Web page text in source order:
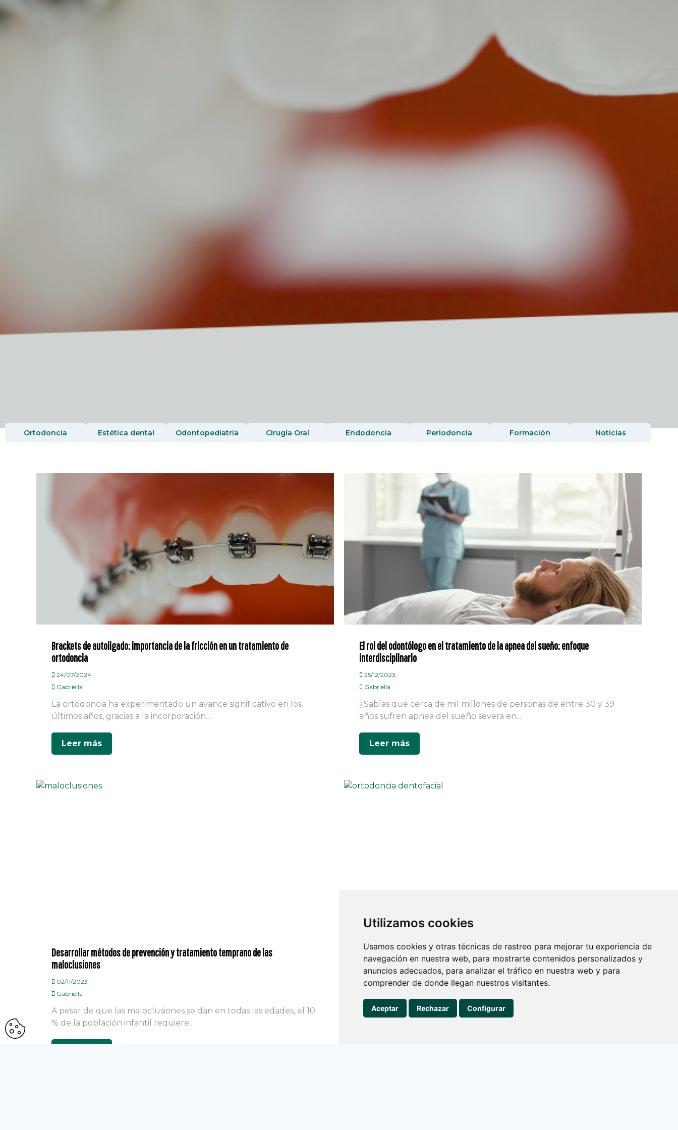
Utilizamos cookies
Usamos cookies y otras técnicas de rastreo para mejorar tu experiencia de
navegación en nuestra web, para mostrarte contenidos personalizados y
anuncios adecuados, para analizar el tráfico en nuestra web y para
comprender de donde llegan nuestros visitantes.
Aceptar Rechazar Configurar
Ortodoncia Estética dental Odontopediatría Cirugía Oral Endodoncia Periodoncia Formación Noticias
Brackets de autoligado: importancia de la fricción en un tratamiento de
ortodoncia
24/07/2024
Gabriella
La ortodoncia ha experimentado un avance significativo en los
últimos años, gracias a la incorporación...
Leer más
El rol del odontólogo en el tratamiento de la apnea del sueño: enfoque
interdisciplinario
25/12/2023
Gabriella
¿Sabías que cerca de mil millones de personas de entre 30 y 39
años sufren apnea del sueño severa en...
Leer más
Desarrollar métodos de prevención y tratamiento temprano de las
maloclusiones
02/11/2023
Gabriella
A pesar de que las maloclusiones se dan en todas las edades, el 10
% de la población infantil requiere...
¿En qué consiste la Ortopedia Dentofacial?
31/10/2023
Gabriella
En un sector odontológico cada vez más competitivo, es necesario
brindar servicios integrales y destacar...